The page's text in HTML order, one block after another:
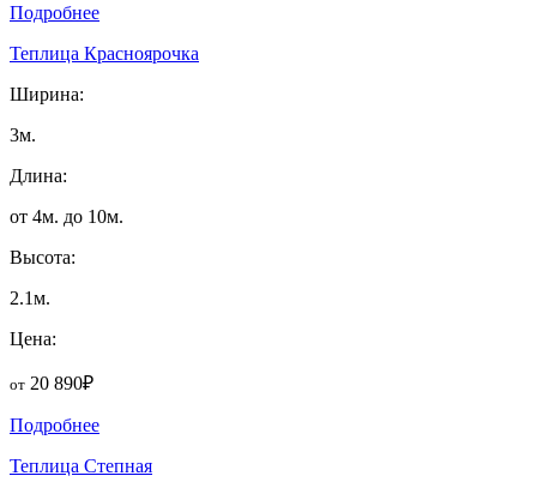
Подробнее
Теплица Красноярочка
Ширина:
3м.
Длина:
от 4м. до 10м.
Высота:
2.1м.
Цена:
от 20 890₽
Подробнее
Теплица Степная